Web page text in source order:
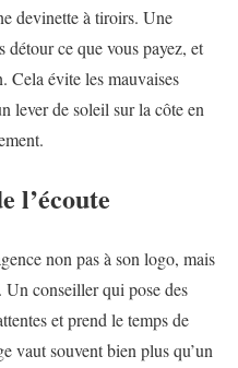
devinette à tiroirs. Une
détour ce que vous payez, et
Cela évite les mauvaises
lever de soleil sur la côte en
l’écoute
non pas à son logo, mais
Un conseiller qui pose des
et prend le temps de
vaut souvent bien plus qu’un